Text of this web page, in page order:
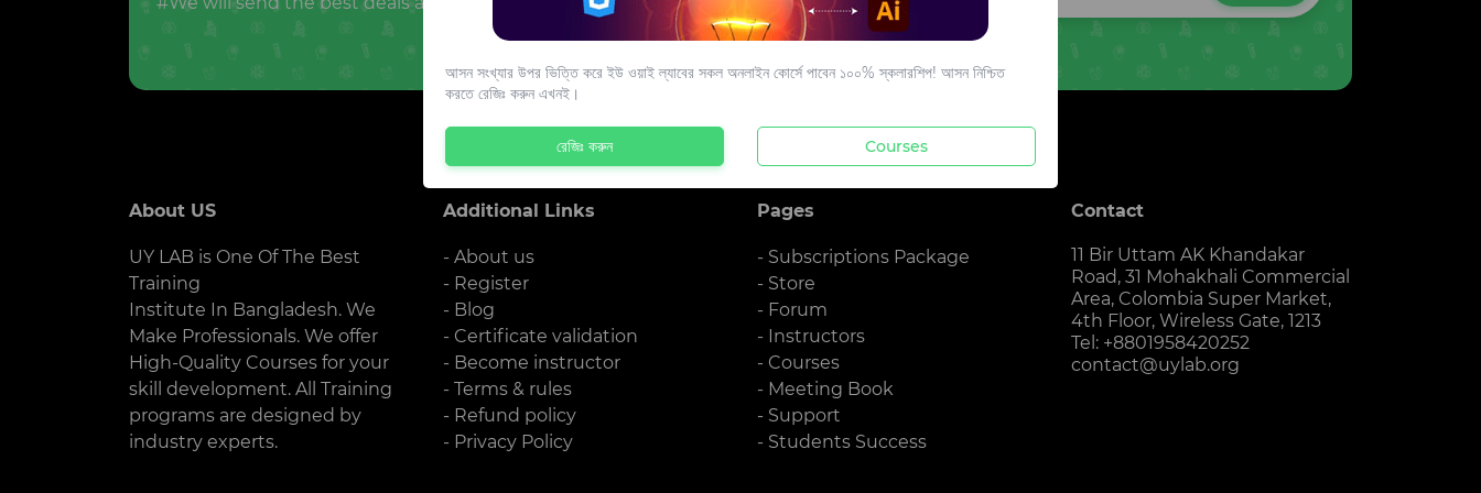
About US
UY LAB is One Of The Best
Training
Institute In Bangladesh. We
Make Professionals. We offer
High-Quality Courses for your
skill development. All Training
programs are designed by
industry experts.
Additional Links
- About us
- Register
- Blog
- Certificate validation
- Become instructor
- Terms & rules
- Refund policy
- Privacy Policy
Pages
- Subscriptions Package
- Store
- Forum
- Instructors
- Courses
- Meeting Book
- Support
- Students Success
Contact
11 Bir Uttam AK Khandakar
Road, 31 Mohakhali Commercial
Area, Colombia Super Market,
4th Floor, Wireless Gate, 1213
Tel: +8801958420252
contact@uylab.org
আসন সংখ্যার উপর ভিত্তি করে ইউ ওয়াই ল্যাবের সকল অনলাইন কোর্সে পাবেন ১০০% স্কলারশিপ! আসন নিশ্চিত
করতে রেজিঃ করুন এখনই।
রেজিঃ করুন Courses